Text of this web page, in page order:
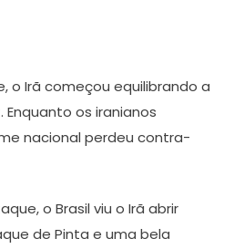
o Irã começou equilibrando a
os iranianos
nacional perdeu contra-
o Brasil viu o Irã abrir
de Pinta e uma bela